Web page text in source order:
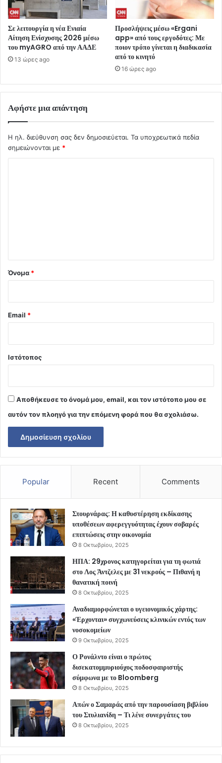
Σε λειτουργία η νέα Ενιαία
Αίτηση Ενίσχυσης 2026 μέσω
του myAGRO από την ΑΑΔΕ
13 ώρες ago
Προσλήψεις μέσω «Ergani
app» από τους εργοδότες: Με
ποιον τρόπο γίνεται η διαδικασία
από το κινητό
16 ώρες ago
Αφήστε μια απάντηση
Η ηλ. διεύθυνση σας δεν δημοσιεύεται. Τα υποχρεωτικά πεδία
σημειώνονται με *
Όνομα *
Email *
Ιστότοπος
Αποθήκευσε το όνομά μου, email, και τον ιστότοπο μου σε
αυτόν τον πλοηγό για την επόμενη φορά που θα σχολιάσω.
Popular Recent Comments
Στουρνάρας: Η καθυστέρηση εκδίκασης
υποθέσεων αφερεγγυότητας έχουν σοβαρές
επιπτώσεις στην οικονομία
8 Οκτωβρίου, 2025
ΗΠΑ: 29χρονος κατηγορείται για τη φωτιά
στο Λος Άντζελες με 31 νεκρούς – Πιθανή η
θανατική ποινή
8 Οκτωβρίου, 2025
Αναδιαμορφώνεται ο υγειονομικός χάρτης:
«Έρχονται» συγχωνεύσεις κλινικών εντός των
νοσοκομείων
9 Οκτωβρίου, 2025
Ο Ρονάλντο είναι ο πρώτος
δισεκατομμυριούχος ποδοσφαιριστής
σύμφωνα με το Bloomberg
8 Οκτωβρίου, 2025
Απών ο Σαμαράς από την παρουσίαση βιβλίου
του Στυλιανίδη – Τι λένε συνεργάτες του
8 Οκτωβρίου, 2025